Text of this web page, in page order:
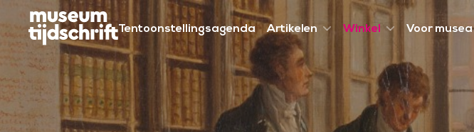
k
t
o
Tentoonstellingsagenda Artikelen Winkel Voor musea